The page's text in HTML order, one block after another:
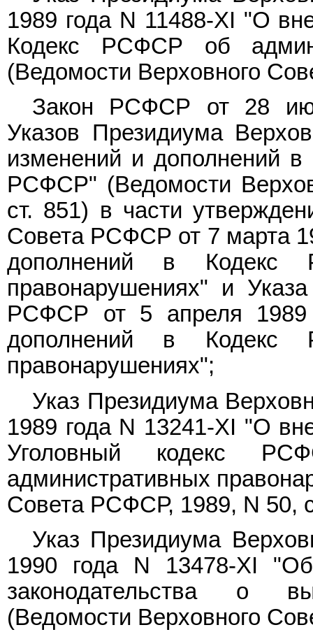
1989 года N 11488-XI "О
Кодекс РСФСР об
(Ведомости Верховного
Закон РСФСР от 28
Указов Президиума
изменений и дополнений в
РСФСР" (Ведомости
ст. 851) в части
Совета РСФСР от 7 марта
дополнений в Кодекс
правонарушениях" и
РСФСР от 5 апреля 1989
дополнений в Кодекс
правонарушениях";
Указ Президиума
1989 года N 13241-XI "О
Уголовный кодекс
административных
Совета РСФСР, 1989, N 50,
Указ Президиума
1990 года N 13478-XI "Об
законодательства о
(Ведомости Верховного